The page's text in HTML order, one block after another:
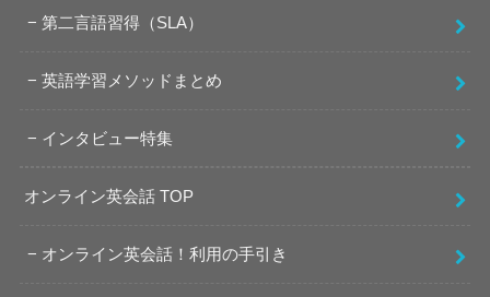
第二言語習得（SLA）
英語学習メソッドまとめ
インタビュー特集
オンライン英会話 TOP
オンライン英会話！利用の手引き